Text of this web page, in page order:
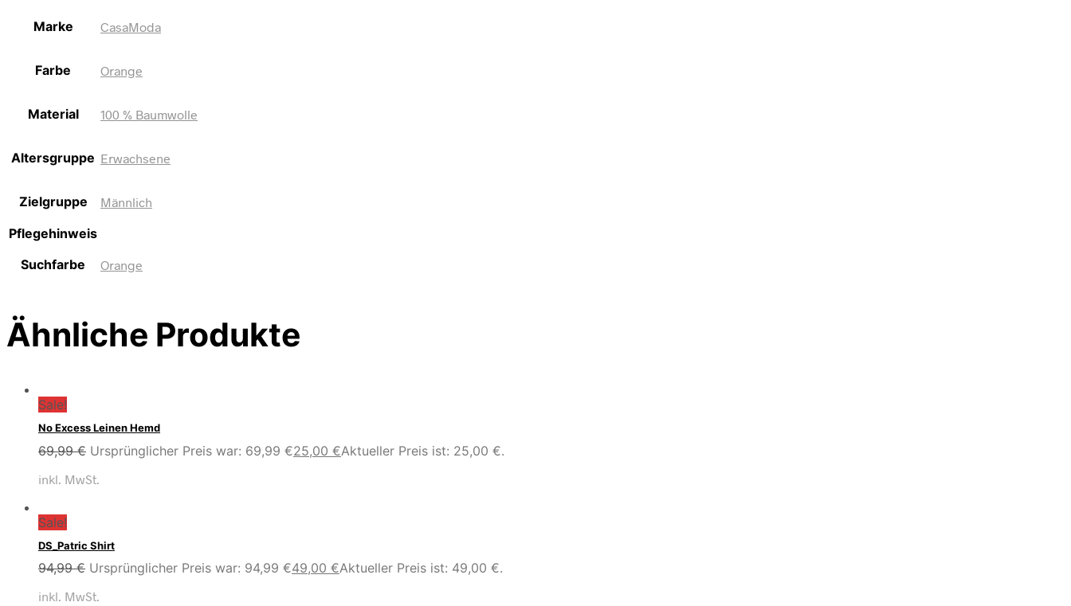
Marke CasaModa
Farbe Orange
Material 100 % Baumwolle
Altersgruppe Erwachsene
Zielgruppe Männlich
Pflegehinweis
Suchfarbe
Orange
Ähnliche Produkte
Sale!
No Excess Leinen Hemd
69,99€ Ursprünglicher Preis war: 69,99 €25,00 €Aktueller Preis ist: 25,00 €.
inkl. MwSt.
Sale!
DS_Patric Shirt
94,99€ Ursprünglicher Preis war: 94,99 €49,00 €Aktueller Preis ist: 49,00 €.
inkl. MwSt.